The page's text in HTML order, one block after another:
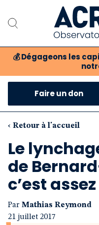
💰 Dégageons les
Notre
Nos
Faire un don
‹ Retour à l'accueil
Le
de
c’est assez
Par Mathias Reymond
21 juillet 2017